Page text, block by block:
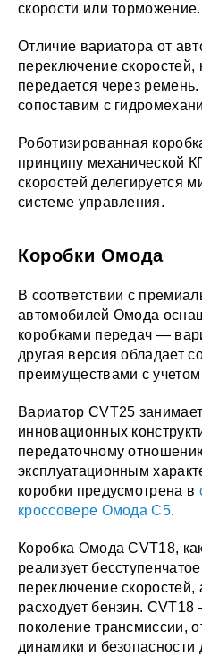
скорости или торможение.
Отличие вариатора от
переключение
передается через
сопоставим с
Роботизированная
принципу механической
скоростей делегируется
системе управления.
Коробки Омода
В соответствии с
автомобилей Омода
коробками передач —
другая версия обладает
преимуществами с
Вариатор CVT25
инновационных
передаточному
эксплуатационным
коробки предусмотрена в
кроссовере Омода C5.
Коробка Омода CVT18,
реализует
переключение скоростей,
расходует бензин.
поколение трансмиссии,
динамики и безопасности